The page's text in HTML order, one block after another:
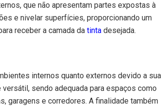
que não apresentam partes expostas à
e nivelar superfícies, proporcionando um
receber a camada da tinta desejada.
internos quanto externos devido a sua
sendo adequada para espaços como
garagens e corredores. A finalidade também